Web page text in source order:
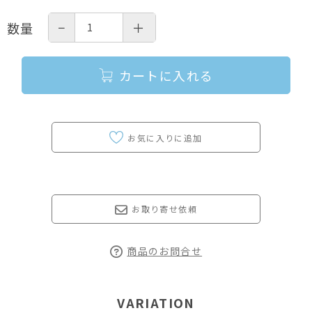
数量 − ＋
カートに入れる
お取り寄せ依頼
商品のお問合せ
VARIATION